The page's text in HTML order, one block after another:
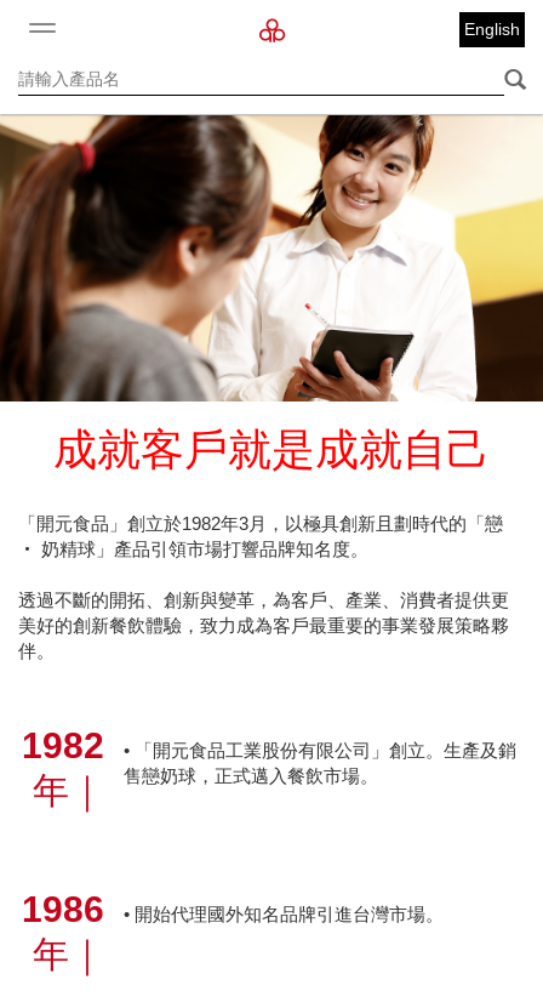
English
成就客戶就是成就自己
「開元食品」創立於1982年3月，以極具創新且劃時代的「戀
‧ 奶精球」產品引領市場打響品牌知名度。
透過不斷的開拓、創新與變革，為客戶、產業、消費者提供更
美好的創新餐飲體驗，致力成為客戶最重要的事業發展策略夥
伴。
1982
年｜
• 「開元食品工業股份有限公司」創立。生產及銷
售戀奶球，正式邁入餐飲市場。
1986
年 ｜
• 開始代理國外知名品牌引進台灣市場。